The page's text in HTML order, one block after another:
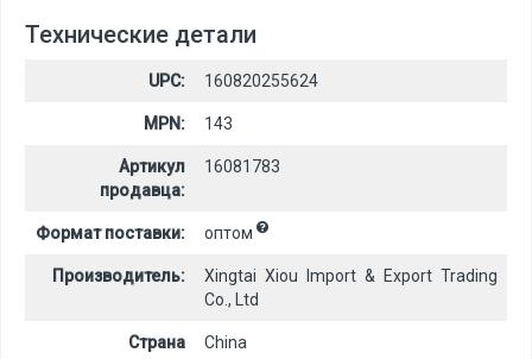
Технические детали
UPC: 160820255624
MPN: 143
Артикул
продавца:
16081783
Формат поставки: оптом
Производитель:
Xingtai Xiou Import & Export Trading
Co., Ltd
Страна
China